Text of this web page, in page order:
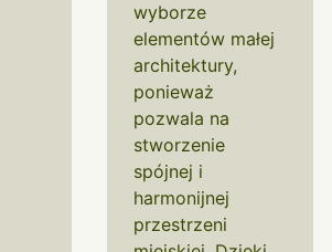
wyborze
elementów małej
architektury,
ponieważ
pozwala na
stworzenie
spójnej i
harmonijnej
przestrzeni